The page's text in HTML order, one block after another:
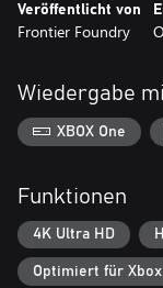
SEI KAPITÄN DEINES
Erlebe als Kapitän
heftige Stürme und
Unterwasserwelt.
halten, indem du
Tiefen des Meeres
du über dein
EINE MEDITATIVE
FAR: Changing
spannenden
Veröffentlicht von
Frontier Foundry
Wiedergabe
XBOX One
Funktionen
4K Ultra HD
Optimiert für